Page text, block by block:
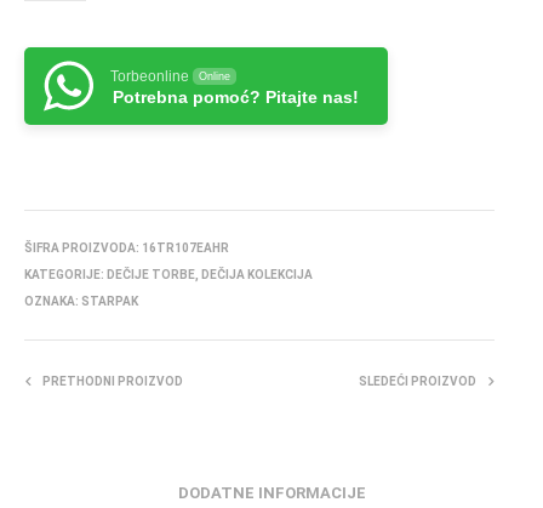
Torbeonline Online
Potrebna pomoć? Pitajte nas!
ŠIFRA PROIZVODA: 16TR107EAHR
KATEGORIJE: DEČIJE TORBE
DEČIJA KOLEKCIJA
OZNAKA: STARPAK
PRETHODNI PROIZVOD SLEDEĆI PROIZVOD
DODATNE INFORMACIJE